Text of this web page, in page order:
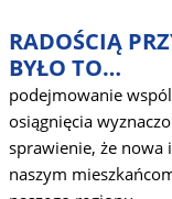
RADOŚCIĄ
BYŁO TO…
podejmowanie
osiągnięcia
sprawienie, że nowa
naszym